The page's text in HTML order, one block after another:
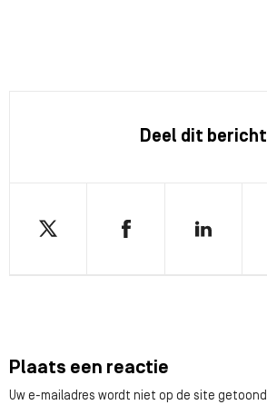
Deel dit bericht
Plaats een reactie
Uw e-mailadres wordt niet op de site getoond